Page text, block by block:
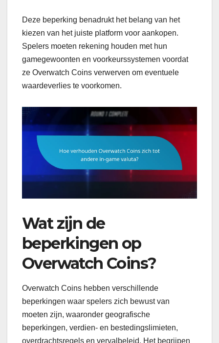
Deze beperking benadrukt het belang van het
kiezen van het juiste platform voor aankopen.
Spelers moeten rekening houden met hun
gamegewoonten en voorkeurssystemen voordat
ze Overwatch Coins verwerven om eventuele
waardeverlies te voorkomen.
Wat zijn de
beperkingen op
Overwatch Coins?
Overwatch Coins hebben verschillende
beperkingen waar spelers zich bewust van
moeten zijn, waaronder geografische
beperkingen, verdien- en bestedingslimieten,
overdrachtsregels en vervalbeleid. Het begrijpen